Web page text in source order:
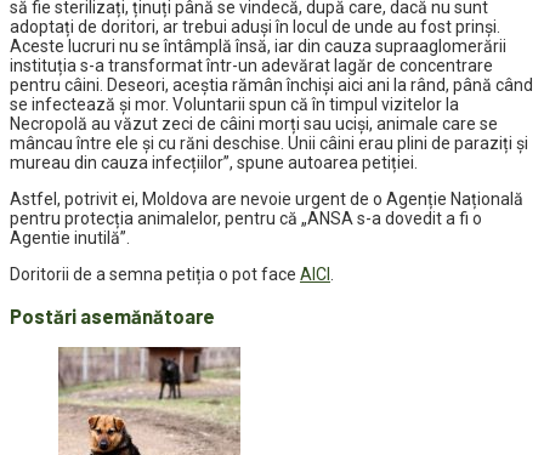
să fie sterilizați, ținuți până se vindecă, după care, dacă nu sunt
adoptați de doritori, ar trebui aduși în locul de unde au fost prinși.
Aceste lucruri nu se întâmplă însă, iar din cauza supraaglomerării
instituția s-a transformat într-un adevărat lagăr de concentrare
pentru câini. Deseori, aceștia rămân închiși aici ani la rând, până când
se infectează și mor. Voluntarii spun că în timpul vizitelor la
Necropolă au văzut zeci de câini morți sau uciși, animale care se
mâncau între ele și cu răni deschise. Unii câini erau plini de paraziți și
mureau din cauza infecțiilor”, spune autoarea petiției.
Astfel, potrivit ei, Moldova are nevoie urgent de o Agenție Națională
pentru protecția animalelor, pentru că „ANSA s-a dovedit a fi o
Agentie inutilă”.
Doritorii de a semna petiția o pot face AICI
Postări asemănătoare